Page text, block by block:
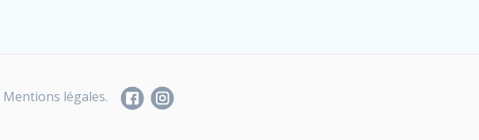
Mentions légales.